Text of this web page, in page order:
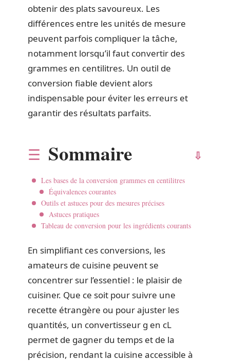
obtenir des plats savoureux. Les
différences entre les unités de mesure
peuvent parfois compliquer la tâche,
notamment lorsqu’il faut convertir des
grammes en centilitres. Un outil de
conversion fiable devient alors
indispensable pour éviter les erreurs et
garantir des résultats parfaits.
Sommaire
Les bases de la conversion grammes en centilitres
Équivalences courantes
Outils et astuces pour des mesures précises
Astuces pratiques
Tableau de conversion pour les ingrédients courants
En simplifiant ces conversions, les
amateurs de cuisine peuvent se
concentrer sur l’essentiel : le plaisir de
cuisiner. Que ce soit pour suivre une
recette étrangère ou pour ajuster les
quantités, un convertisseur g en cL
permet de gagner du temps et de la
précision, rendant la cuisine accessible à